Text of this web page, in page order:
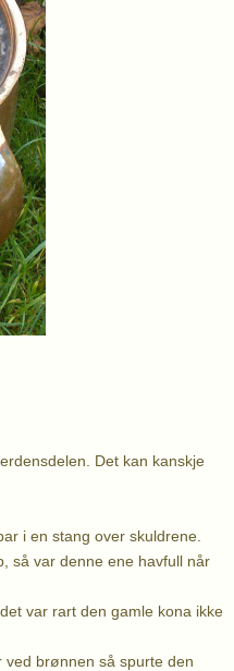
Det kan kanskje
i en stang over skuldrene.
så var denne ene havfull når
var rart den gamle kona ikke
ved brønnen så spurte den